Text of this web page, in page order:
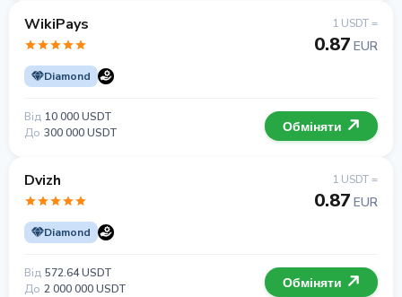
WikiPays
Diamond
1 USDT =
0.87 EUR
Від 10 000 USDT
До 300 000 USDT Обміняти
Dvizh
Diamond
1 USDT =
0.87 EUR
Від 572.64 USDT
До 2 000 000 USDT Обміняти